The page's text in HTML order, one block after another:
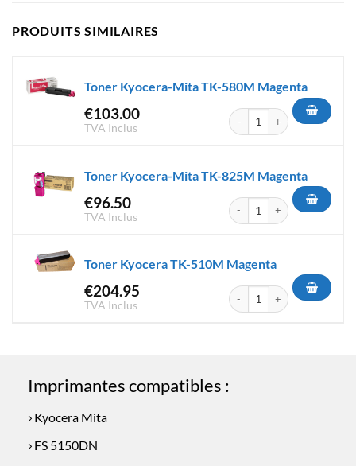
PRODUITS SIMILAIRES
Toner Kyocera-Mita TK-580M Magenta
€103.00
TVA Inclus
quantité de Toner Kyocera-
Toner Kyocera-Mita TK-825M Magenta
€96.50
TVA Inclus
quantité de Toner Kyocera-
Toner Kyocera TK-510M Magenta
€204.95
TVA Inclus
quantité de Toner Kyocera
Imprimantes compatibles :
Kyocera Mita
FS 5150DN